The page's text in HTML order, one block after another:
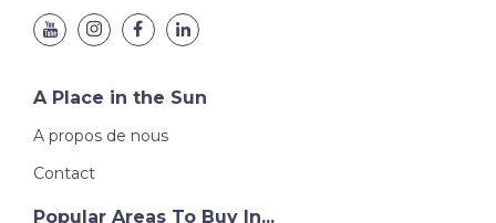
A Place in the Sun
A propos de nous
Contact
Popular Areas To Buy In...